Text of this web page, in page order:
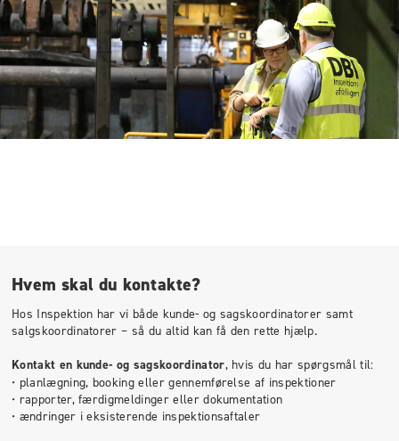
Hvem skal du kontakte?
Hos Inspektion har vi både kunde- og sagskoordinatorer samt
salgskoordinatorer – så du altid kan få den rette hjælp.
Kontakt en kunde- og sagskoordinator, hvis du har spørgsmål til:
• planlægning, booking eller gennemførelse af inspektioner
• rapporter, færdigmeldinger eller dokumentation
• ændringer i eksisterende inspektionsaftaler